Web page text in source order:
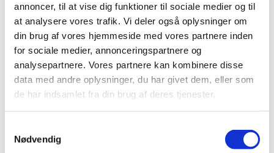
annoncer, til at vise dig funktioner til sociale medier og til
at analysere vores trafik. Vi deler også oplysninger om
din brug af vores hjemmeside med vores partnere inden
for sociale medier, annonceringspartnere og
analysepartnere. Vores partnere kan kombinere disse
data med andre oplysninger, du har givet dem, eller som
de har indsamlet fra din brug af deres tjenester.
Nødvendig
Har du gennemført uddannelser eller dele
af uddannelser, som har samme værdi
som vores krav, kan du søge merit.
Dokumentation herfor vil blive vurderet i
den samlede optagelsesproces.
TIlmeld dig infomøde